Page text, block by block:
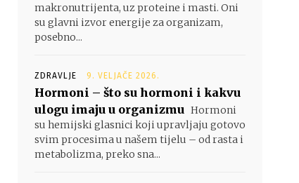
makronutrijenta, uz proteine i masti. Oni
su glavni izvor energije za organizam,
posebno...
ZDRAVLJE 9. VELJAČE 2026.
Hormoni – što su hormoni i kakvu
ulogu imaju u organizmu Hormoni
su hemijski glasnici koji upravljaju gotovo
svim procesima u našem tijelu – od rasta i
metabolizma, preko sna...